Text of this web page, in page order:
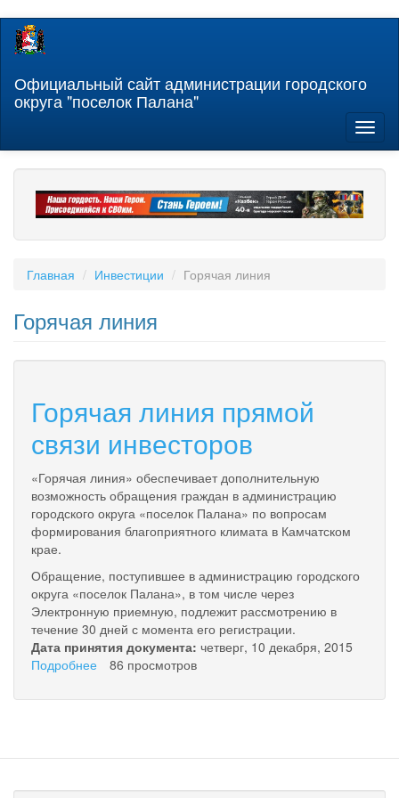
Перейти
содержанию
Официальный сайт администрации городского
округа "поселок Палана"
Главная Инвестиции Горячая линия
Горячая линия
Горячая линия прямой
связи инвесторов
«Горячая линия» обеспечивает дополнительную
возможность обращения граждан в администрацию
городского округа «поселок Палана» по вопросам
формирования благоприятного климата в Камчатском
крае.
Обращение, поступившее в администрацию городского
округа «поселок Палана», в том числе через
Электронную приемную, подлежит рассмотрению в
течение 30 дней с момента его регистрации.
Дата принятия документа: четверг, 10 декабря, 2015
Подробнее
линия
86 просмотров